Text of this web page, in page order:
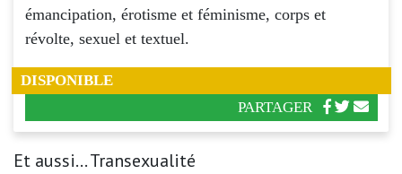
émancipation, érotisme et féminisme, corps et
révolte, sexuel et textuel.
DISPONIBLE
PARTAGER
Et aussi... Transexualité